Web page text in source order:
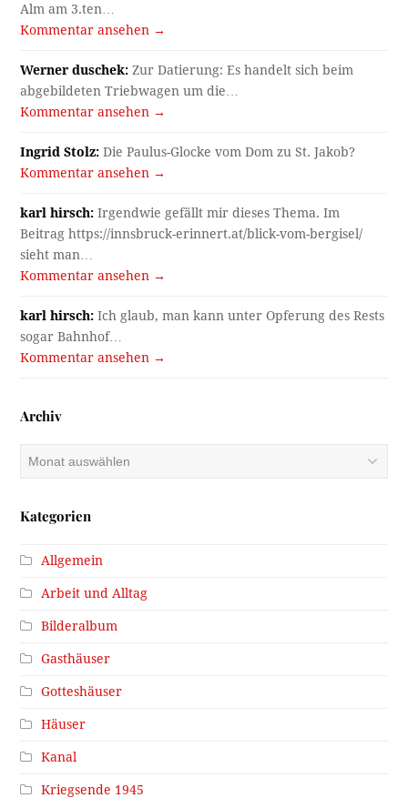
Alm am 3.ten…
Kommentar ansehen →
Werner duschek: Zur Datierung: Es handelt sich beim
abgebildeten Triebwagen um die…
Kommentar ansehen →
Ingrid Stolz: Die Paulus-Glocke vom Dom zu St. Jakob?
Kommentar ansehen →
karl hirsch: Irgendwie gefällt mir dieses Thema. Im
Beitrag https://innsbruck-erinnert.at/blick-vom-bergisel/
sieht man…
Kommentar ansehen →
karl hirsch: Ich glaub, man kann unter Opferung des Rests
sogar Bahnhof…
Kommentar ansehen →
Archiv
Kategorien
Allgemein
Arbeit und Alltag
Bilderalbum
Gasthäuser
Gotteshäuser
Häuser
Kanal
Kriegsende 1945